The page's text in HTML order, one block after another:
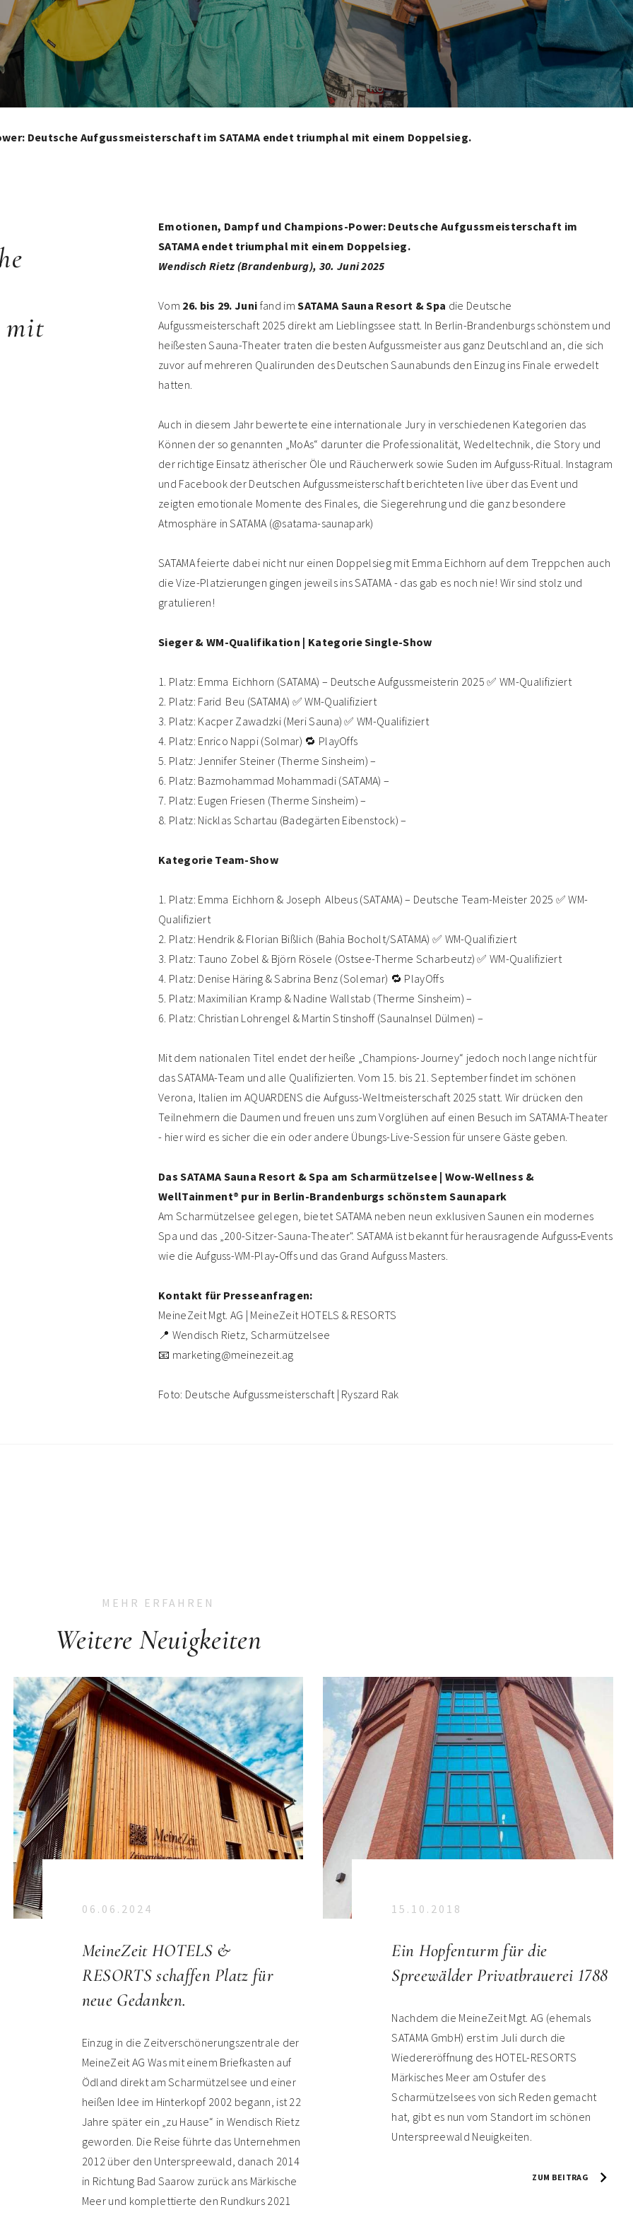
Deutsche Aufgussmeisterschaft im SATAMA endet triumphal mit einem Doppelsieg.
mit
Emotionen, Dampf und Champions-Power: Deutsche Aufgussmeisterschaft im
SATAMA endet triumphal mit einem Doppelsieg.
Wendisch Rietz (Brandenburg), 30. Juni 2025
Vom 26. bis 29. Juni fand imSATAMA Sauna Resort & Spa die Deutsche
Aufgussmeisterschaft 2025 direkt am Lieblingssee statt. In Berlin-Brandenburgs schönstem und
heißesten Sauna-Theater traten die besten Aufgussmeister aus ganz Deutschland an, die sich
zuvor auf mehreren Qualirunden des Deutschen Saunabunds den Einzug ins Finale erwedelt
hatten.
Auch in diesem Jahr bewertete eine internationale Jury in verschiedenen Kategorien das
Können der so genannten „MoAs“ darunter die Professionalität, Wedeltechnik, die Story und
der richtige Einsatz ätherischer Öle und Räucherwerk sowie Suden im Aufguss-Ritual. Instagram
und Facebook der Deutschen Aufgussmeisterschaft berichteten live über das Event und
zeigten emotionale Momente des Finales, die Siegerehrung und die ganz besondere
Atmosphäre in SATAMA (@satama-saunapark)
SATAMA feierte dabei nicht nur einen Doppelsieg mit Emma Eichhorn auf dem Treppchen auch
die Vize-Platzierungen gingen jeweils ins SATAMA - das gab es noch nie! Wir sind stolz und
gratulieren!
Sieger & WM-Qualifikation | Kategorie Single-Show
1. Platz: Emma Eichhorn (SATAMA) – Deutsche Aufgussmeisterin 2025 ✅ WM-Qualifiziert
2. Platz: Farid Beu (SATAMA) ✅ WM-Qualifiziert
3. Platz: Kacper Zawadzki (Meri Sauna) ✅ WM-Qualifiziert
4. Platz: Enrico Nappi (Solmar) 🔁 PlayOffs
5. Platz: Jennifer Steiner (Therme Sinsheim) –
6. Platz: Bazmohammad Mohammadi (SATAMA) –
7. Platz: Eugen Friesen (Therme Sinsheim) –
8. Platz: Nicklas Schartau (Badegärten Eibenstock) –
Kategorie Team-Show
1. Platz: Emma Eichhorn & Joseph Albeus (SATAMA) – Deutsche Team-Meister 2025 ✅ WM-
Qualifiziert
2. Platz: Hendrik & Florian Bißlich (Bahia Bocholt/SATAMA) ✅ WM-Qualifiziert
3. Platz: Tauno Zobel & Björn Rösele (Ostsee-Therme Scharbeutz) ✅ WM-Qualifiziert
4. Platz: Denise Häring & Sabrina Benz (Solemar) 🔁 PlayOffs
5. Platz: Maximilian Kramp & Nadine Wallstab (Therme Sinsheim) –
6. Platz: Christian Lohrengel & Martin Stinshoff (SaunaInsel Dülmen) –
Mit dem nationalen Titel endet der heiße „Champions-Journey“ jedoch noch lange nicht für
das SATAMA-Team und alle Qualifizierten. Vom 15. bis 21. September findet im schönen
Verona, Italien im AQUARDENS die Aufguss-Weltmeisterschaft 2025 statt. Wir drücken den
Teilnehmern die Daumen und freuen uns zum Vorglühen auf einen Besuch im SATAMA-Theater
- hier wird es sicher die ein oder andere Übungs-Live-Session für unsere Gäste geben.
Das SATAMA Sauna Resort & Spa am Scharmützelsee | Wow-Wellness &
WellTainment® pur in Berlin-Brandenburgs schönstem Saunapark
Am Scharmützelsee gelegen, bietet SATAMA neben neun exklusiven Saunen ein modernes
Spa und das „200-Sitzer-Sauna-Theater". SATAMA ist bekannt für herausragende Aufguss‑Events
wie die Aufguss-WM-Play‑Offs und das Grand Aufguss Masters.
Kontakt für Presseanfragen:
MeineZeit Mgt. AG | MeineZeit HOTELS & RESORTS
📍 Wendisch Rietz, Scharmützelsee
📧 marketing@meinezeit.ag
Foto: Deutsche Aufgussmeisterschaft | Ryszard Rak
MEHR ERFAHREN
Weitere Neuigkeiten
06.06.2024
MeineZeit HOTELS &
RESORTS schaffen Platz für
neue Gedanken.
Einzug in die Zeitverschönerungszentrale der
MeineZeit AG Was mit einem Briefkasten auf
Ödland direkt am Scharmützelsee und einer
heißen Idee im Hinterkopf 2002 begann, ist 22
Jahre später ein „zu Hause“ in Wendisch Rietz
geworden. Die Reise führte das Unternehmen
2012 über den Unterspreewald, danach 2014
in Richtung Bad Saarow zurück ans Märkische
Meer und komplettierte den Rundkurs 2021
15.10.2018
Ein Hopfenturm für die
Spreewälder Privatbrauerei 1788
Nachdem die MeineZeit Mgt. AG (ehemals
SATAMA GmbH) erst im Juli durch die
Wiedereröffnung des HOTEL-RESORTS
Märkisches Meer am Ostufer des
Scharmützelsees von sich Reden gemacht
hat, gibt es nun vom Standort im schönen
Unterspreewald Neuigkeiten.
ZUM BEITRAG